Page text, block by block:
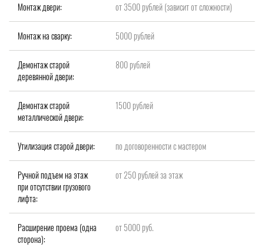
Монтаж двери: от 3500 рублей (зависит от сложности)
Монтаж на сварку: 5000 рублей
Демонтаж старой
деревянной двери:
800 рублей
Демонтаж старой
металлической двери:
1500 рублей
Утилизация старой двери: по договоренности с мастером
Ручной подъем на этаж
при отсутствии грузового
лифта:
от 250 рублей за этаж
Расширение проема (одна
сторона):
от 5000 руб.